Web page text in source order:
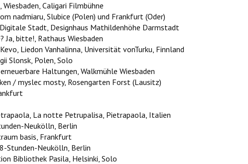
Caligari Filmbühne
nadmiaru, Slubice (Polen) und Frankfurt (Oder)
Stadt, Designhaus Mathildenhöhe Darmstadt
bitte!, Rathaus Wiesbaden
Liedon Vanhalinna, Universität vonTurku, Finnland
Slonsk, Polen, Solo
Haltungen, Walkmühle Wiesbaden
/ myslec mosty, Rosengarten Forst (Lausitz)
La notte Petrupalisa, Pietrapaola, Italien
Neukölln, Berlin
basis, Frankfurt
Stunden-Neukölln, Berlin
Bibliothek Pasila, Helsinki, Solo